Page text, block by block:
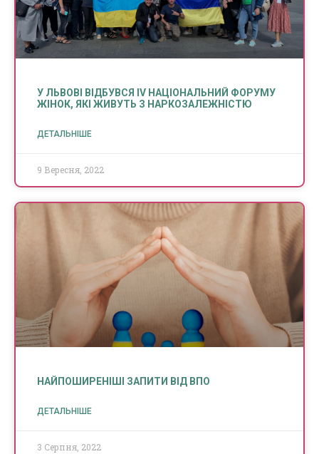
У ЛЬВОВІ ВІДБУВСЯ IV НАЦІОНАЛЬНИЙ ФОРУМУ
ЖІНОК, ЯКІ ЖИВУТЬ З НАРКОЗАЛЕЖНІСТЮ
ДЕТАЛЬНІШЕ
9 Вересня, 2022
НАЙПОШИРЕНІШІ ЗАПИТИ ВІД ВПО
ДЕТАЛЬНІШЕ
3 Серпня, 2022